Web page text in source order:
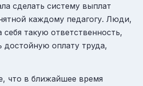
сделать систему выплат
каждому педагогу. Люди,
себя такую ответственность,
достойную оплату труда,
что в ближайшее время